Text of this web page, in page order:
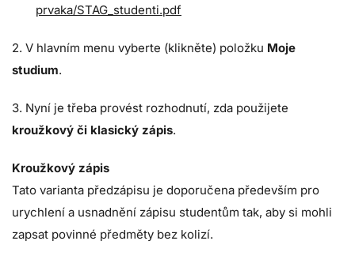
prvaka/STAG_studenti.pdf
2. V hlavním menu vyberte (klikněte) položku Moje
studium.
3. Nyní je třeba provést rozhodnutí, zda použijete
kroužkový či klasický zápis.
Kroužkový zápis
Tato varianta předzápisu je doporučena především pro
urychlení a usnadnění zápisu studentům tak, aby si mohli
zapsat povinné předměty bez kolizí.